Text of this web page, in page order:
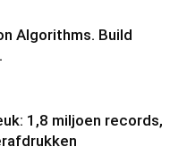
Algorithms. Build
1,8 miljoen records,